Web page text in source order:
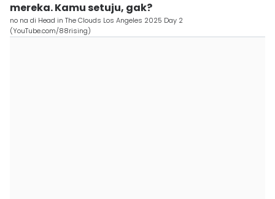
mereka. Kamu setuju, gak?
no na di Head in The Clouds Los Angeles 2025 Day 2
(YouTube.com/88rising)